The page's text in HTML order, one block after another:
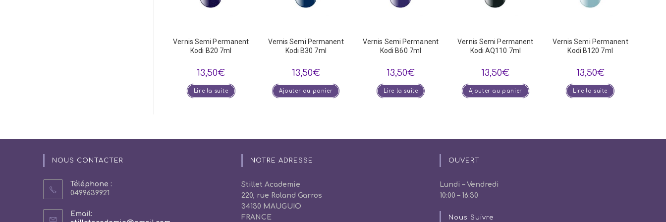
Vernis Semi Permanent
Kodi B20 7ml
13,50€
Lire la suite
Vernis Semi Permanent
Kodi B30 7ml
13,50€
Ajouter au panier
Vernis Semi Permanent
Kodi B60 7ml
13,50€
Lire la suite
Vernis Semi Permanent
Kodi AQ110 7ml
13,50€
Ajouter au panier
Vernis Semi Permanent
Kodi B120 7ml
13,50€
Lire la suite
NOUS CONTACTER
Téléphone :
0499639921
Email:
NOTRE ADRESSE
Stillet Academie
220, rue Roland Garros
34130 MAUGUIO
FRANCE
OUVERT
Lundi – Vendredi
10:00 – 16:30
Nous Suivre